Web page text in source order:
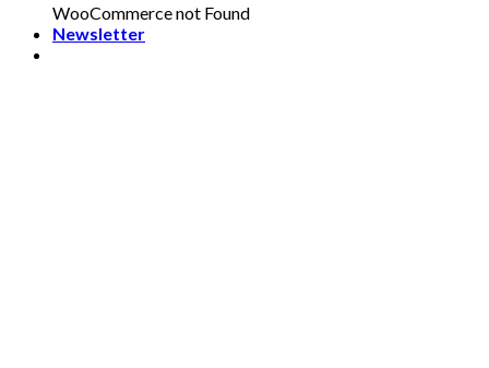
WooCommerce not Found
Newsletter